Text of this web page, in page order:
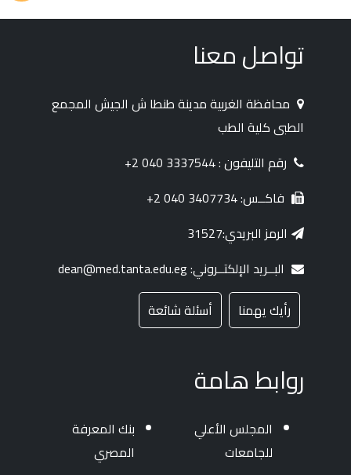
تواصل معنا
محافظة الغربية مدينة طنطا ش الجيش المجمع
الطبى كلية الطب
رقم التليفون : 3337544 040 2+
فاكــس: 3407734 040 2+
الرمز البريدي:31527
البــريد الإلكتــروني: dean@med.tanta.edu.eg
رأيك يهمنا
أسئلة شائعة
روابط هامة
المجلس الأعلي
للجامعات
بنك المعرفة
المصري